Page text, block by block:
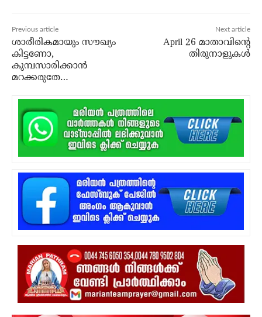
Previous article
ശാരീരികമായും സൗഖ്യം
കിട്ടണോ,
കുമ്പസാരിക്കാന്‍
മറക്കരുതേ…
Next article
April 26 മാതാവിന്റെ
തിരുനാളുകൾ